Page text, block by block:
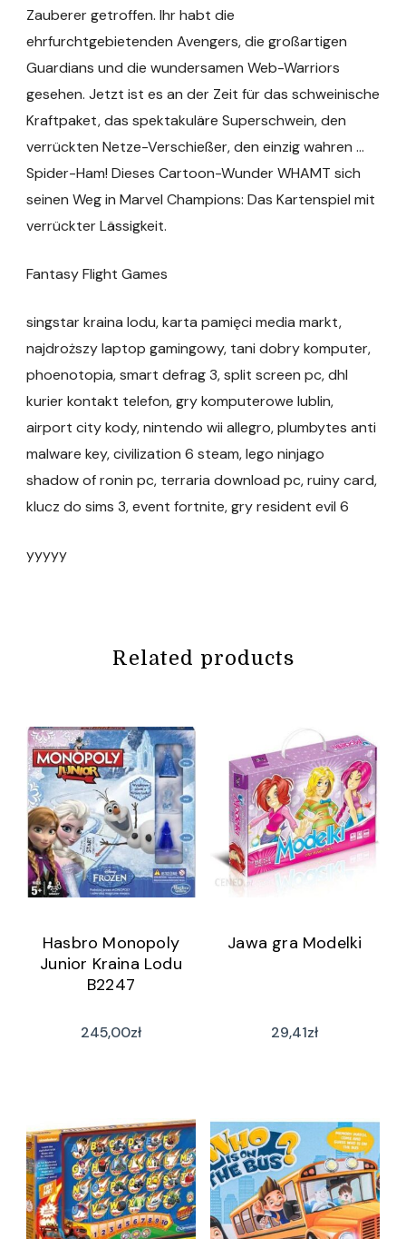
Zauberer getroffen. Ihr habt die
ehrfurchtgebietenden Avengers, die großartigen
Guardians und die wundersamen Web-Warriors
gesehen. Jetzt ist es an der Zeit für das schweinische
Kraftpaket, das spektakuläre Superschwein, den
verrückten Netze-Verschießer, den einzig wahren …
Spider-Ham! Dieses Cartoon-Wunder WHAMT sich
seinen Weg in Marvel Champions: Das Kartenspiel mit
verrückter Lässigkeit.
Fantasy Flight Games
singstar kraina lodu, karta pamięci media markt,
najdroższy laptop gamingowy, tani dobry komputer,
phoenotopia, smart defrag 3, split screen pc, dhl
kurier kontakt telefon, gry komputerowe lublin,
airport city kody, nintendo wii allegro, plumbytes anti
malware key, civilization 6 steam, lego ninjago
shadow of ronin pc, terraria download pc, ruiny card,
klucz do sims 3, event fortnite, gry resident evil 6
yyyyy
Related products
Hasbro Monopoly
Junior Kraina Lodu
B2247
245,00zł
Jawa gra Modelki
29,41zł